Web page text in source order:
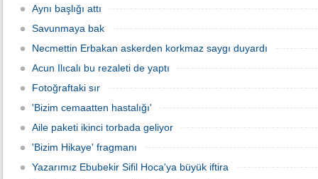
Aynı başlığı attı
Savunmaya bak
Necmettin Erbakan askerden korkmaz saygı duyardı
Acun Ilıcalı bu rezaleti de yaptı
Fotoğraftaki sır
'Bizim cemaatten hastalığı'
Aile paketi ikinci torbada geliyor
'Bizim Hikaye' fragmanı
Yazarımız Ebubekir Sifil Hoca'ya büyük iftira